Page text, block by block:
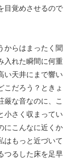
目覚めさせるので
からはまったく聞
入れた瞬間に何重
い天井にまで響い
こだろう？ときょ
厳な音なのに、こ
小さく収まってい
にこんなに近くか
はもっと近づいて
つるした床を足早